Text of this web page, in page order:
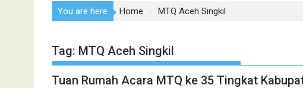
You are here Home MTQ Aceh Singkil
Tag: MTQ Aceh Singkil
Tuan Rumah Acara MTQ ke 35 Tingkat